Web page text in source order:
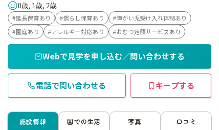
0歳, 1歳, 2歳
延長保育あり 慣らし保育あり
障がい児受け入れ体制あり
園庭あり
アレルギー対応あり おむつ定額サービスあり
Webで見学を申し込む／問い合わせする
電話で問い合わせる キープする
施設情報 園での生活 写真 口コミ